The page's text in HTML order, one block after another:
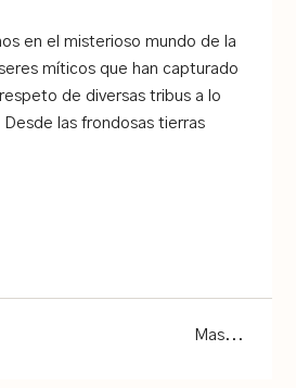
en el misterioso mundo de la
míticos que han capturado
de diversas tribus a lo
Desde las frondosas tierras
Mas...